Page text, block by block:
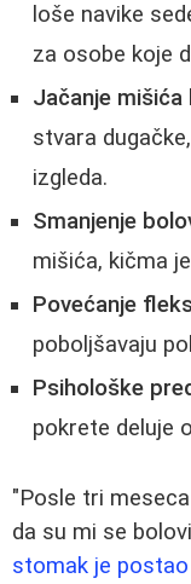
loše navike
za osobe koje
Jačanje mišića
stvara
izgleda.
Smanjenje
mišića, kičma
Povećanje
poboljšavaju
Psihološke
pokrete deluje
"Posle tri
da su mi se
stomak je